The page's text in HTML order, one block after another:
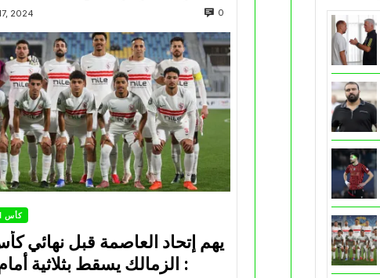
2024 0
كأس
يهم إتحاد العاصمة قبل نهائي